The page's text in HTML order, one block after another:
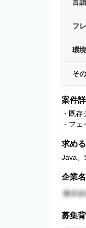
言語
フ
環境
そ
案件
・既
・フ
求め
Java、
企業名
募集